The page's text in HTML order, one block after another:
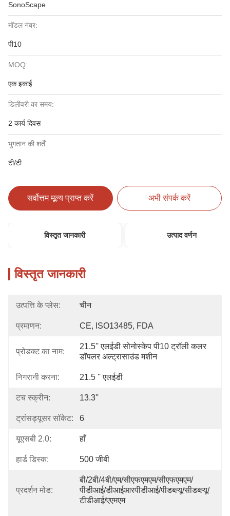
SonoScape
मॉडल नंबर:
पी10
MOQ:
एक इकाई
डिलीवरी का समय:
2 कार्य दिवस
भुगतान की शर्तें:
टी/टी
सर्वोत्तम मूल्य प्राप्त करें अभी संपर्क करें
विस्तृत जानकारी उत्पाद वर्णन
विस्तृत जानकारी
उत्पत्ति के प्लेस: चीन
प्रमाणन: CE, ISO13485, FDA
प्रोडक्ट का नाम:
21.5'' एलईडी सोनोस्केप पी10 ट्रॉली कलर
डॉपलर अल्ट्रासाउंड मशीन
निगरानी करना: 21.5 '' एलईडी
टच स्क्रीन: 13.3''
ट्रांसड्यूसर सॉकेट: 6
यूएसबी 2.0: हाँ
हार्ड डिस्क: 500 जीबी
प्रदर्शन मोड:
बी/2बी/4बी/एम/सीएफएमएम/सीएफएमएम/
पीडीआई/डीआईआरपीडीआई/पीडब्ल्यू/सीडब्ल्यू/
टीडीआई/एएमएम